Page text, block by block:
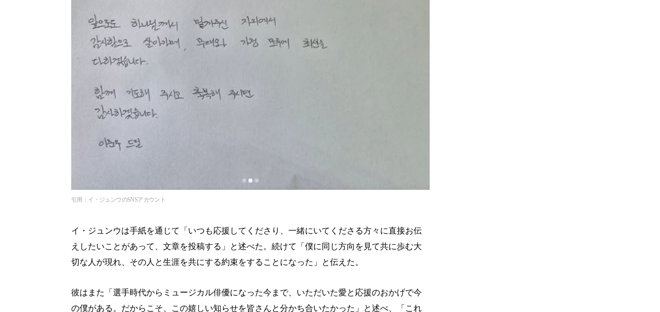
引用：イ・ジュンウのSNSアカウント
イ・ジュンウは手紙を通じて「いつも応援してくださり、一緒にいてくださる方々に直接お伝
えしたいことがあって、文章を投稿する」と述べた。続けて「僕に同じ方向を見て共に歩む大
切な人が現れ、その人と生涯を共にする約束をすることになった」と伝えた。
彼はまた「選手時代からミュージカル俳優になった今まで、いただいた愛と応援のおかげで今
の僕がある。だからこそ、この嬉しい知らせを皆さんと分かち合いたかった」と述べ、「これ